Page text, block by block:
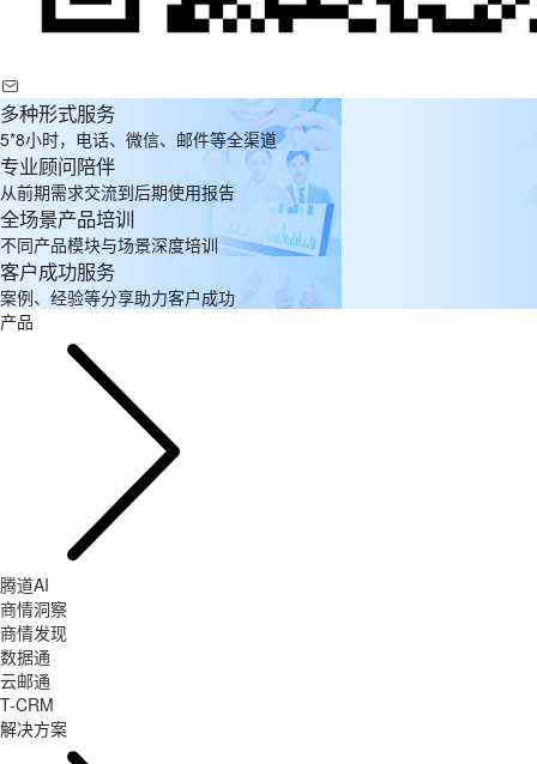
多种形式服务
5*8小时，电话、微信、邮件等全渠道
专业顾问陪伴
从前期需求交流到后期使用报告
全场景产品培训
不同产品模块与场景深度培训
客户成功服务
案例、经验等分享助力客户成功
产品
腾道AI
商情洞察
商情发现
数据通
云邮通
T-CRM
解决方案